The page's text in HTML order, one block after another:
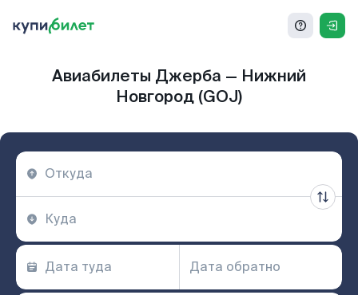
Авиабилеты Джерба — Нижний
Новгород (GOJ)